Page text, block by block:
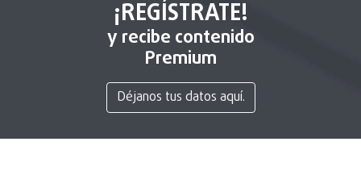
¡REGÍSTRATE!
y recibe contenido
Premium
Déjanos tus datos aquí.